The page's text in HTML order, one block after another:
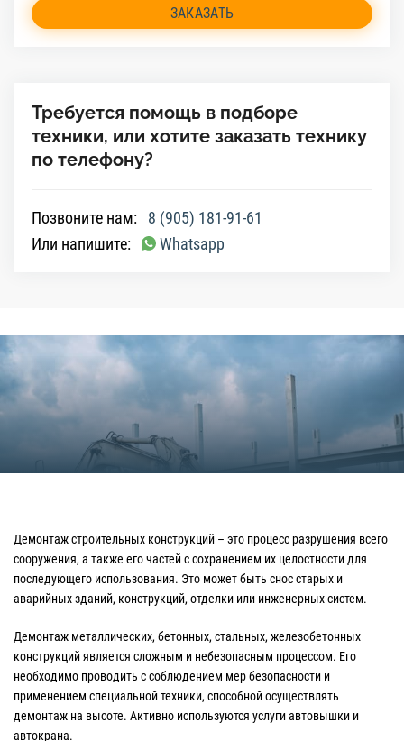
ЗАКАЗАТЬ
Требуется помощь в подборе
техники, или хотите заказать технику
по телефону?
Позвоните нам:
8 (905) 181-91-61
Или напишите:
Whatsapp
Демонтаж строительных конструкций – это процесс разрушения всего
сооружения, а также его частей с сохранением их целостности для
последующего использования. Это может быть снос старых и
аварийных зданий, конструкций, отделки или инженерных систем.
Демонтаж металлических, бетонных, стальных, железобетонных
конструкций является сложным и небезопасным процессом. Его
необходимо проводить с соблюдением мер безопасности и
применением специальной техники, способной осуществлять
демонтаж на высоте. Активно используются услуги автовышки и
автокрана.